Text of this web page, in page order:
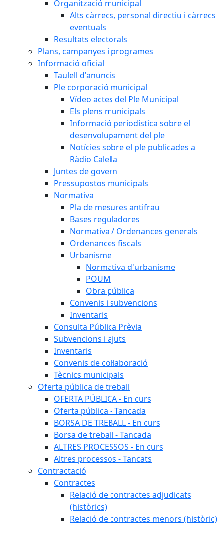
Organització municipal
Alts càrrecs, personal directiu i càrrecs
eventuals
Resultats electorals
Plans, campanyes i programes
Informació oficial
Taulell d'anuncis
Ple corporació municipal
Vídeo actes del Ple Municipal
Els plens municipals
Informació periodística sobre el
desenvolupament del ple
Notícies sobre el ple publicades a
Ràdio Calella
Juntes de govern
Pressupostos municipals
Normativa
Pla de mesures antifrau
Bases reguladores
Normativa / Ordenances generals
Ordenances fiscals
Urbanisme
Normativa d'urbanisme
POUM
Obra pública
Convenis i subvencions
Inventaris
Consulta Pública Prèvia
Subvencions i ajuts
Inventaris
Convenis de col·laboració
Tècnics municipals
Oferta pública de treball
OFERTA PÚBLICA - En curs
Oferta pública - Tancada
BORSA DE TREBALL - En curs
Borsa de treball - Tancada
ALTRES PROCESSOS - En curs
Altres processos - Tancats
Contractació
Contractes
Relació de contractes adjudicats
(històrics)
Relació de contractes menors (històric)